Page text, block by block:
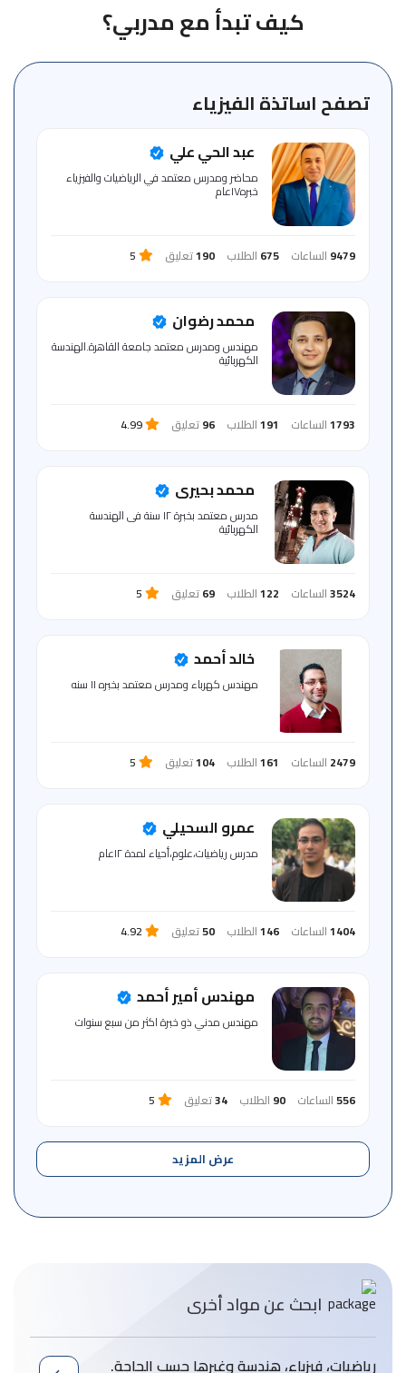
الأساسية
للمنصة
الإرشادي
كيف تبدأ مع مدربي؟
تصفح اساتذة الفيزياء
عبد الحي علي
محاضر ومدرس معتمد في الرياضيات والفيزياء
خبره١٧عام
9479 الساعات 675 الطلاب 190تعليق 5
محمد رضوان
مهندس ومدرس معتمد جامعة القاهرة.الهندسة
الكهربائية
1793الساعات 191الطلاب 96تعليق 4.99
محمد بحيرى
مدرس معتمد بخبرة ١٢ سنة فى الهندسة
الكهربائية
3524الساعات 122الطلاب 69تعليق 5
خالد أحمد
مهندس كهرباء ومدرس معتمد بخبره ١١ سنه
2479 الساعات 161الطلاب 104تعليق 5
عمرو السحيلي
مدرس رياضيات،علوم،أحياء لمدة ١٢عام
1404الساعات 146الطلاب 50تعليق 4.92
مهندس أمير أحمد
مهندس مدني ذو خبرة اكثر من سبع سنوات
556الساعات 90 الطلاب 34تعليق 5
عرض المزيد
ابحث عن مواد أخرى
رياضيات، فيزباء، هندسة وغيرها حسب الحاجة.